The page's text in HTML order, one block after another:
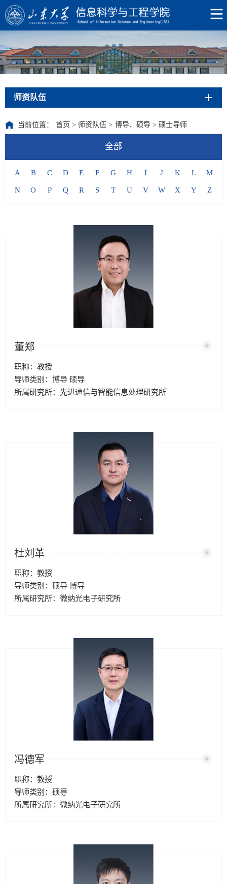
师资队伍
当前位置： 首页 > 师资队伍 > 博导、硕导 > 硕士导师
全部
A B C D E F G H I J K L
M
N
O P Q R S T U V W X Y Z
董郑
职称：教授
导师类别：博导 硕导
所属研究所：先进通信与智能信息处理研究所
杜刘革
职称：教授
导师类别：硕导 博导
所属研究所：微纳光电子研究所
冯德军
职称：教授
导师类别：硕导
所属研究所：微纳光电子研究所